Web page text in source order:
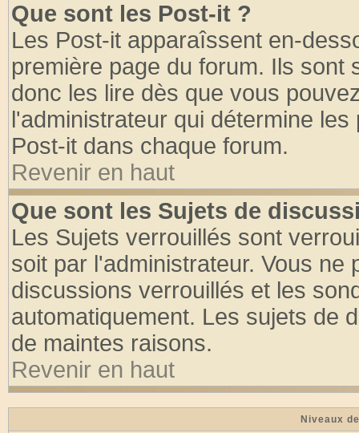
Que sont les Post-it ?
Les Post-it apparaîssent en-
première page du forum. Ils
donc les lire dès que vous
l'administrateur qui détermine
Post-it dans chaque forum.
Revenir en haut
Que sont les Sujets de
Les Sujets verrouillés sont
soit par l'administrateur. Vous
discussions verrouillés et les
automatiquement. Les sujets de
de maintes raisons.
Revenir en haut
Niveaux